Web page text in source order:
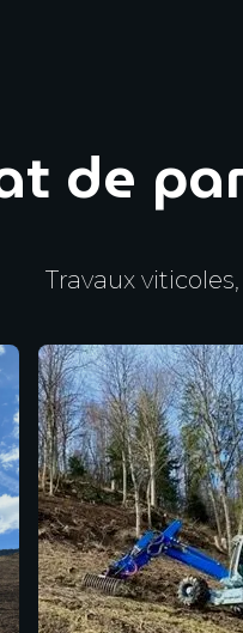
de
Travaux